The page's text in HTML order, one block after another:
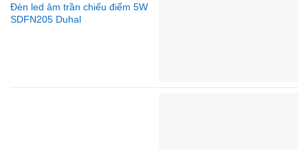
Đèn led âm trần chiếu điểm 5W
SDFN205 Duhal